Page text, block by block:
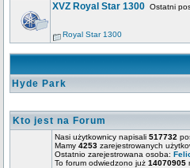
XVZ Royal Star 1300 Ostatni
Royal Star 1300
Hyde Park
Kto jest na Forum
Nasi użytkownicy napisali 517732
Mamy 4253 zarejestrowanych
Ostatnio zarejestrowana osoba:
To forum odwiedzono już 14070905